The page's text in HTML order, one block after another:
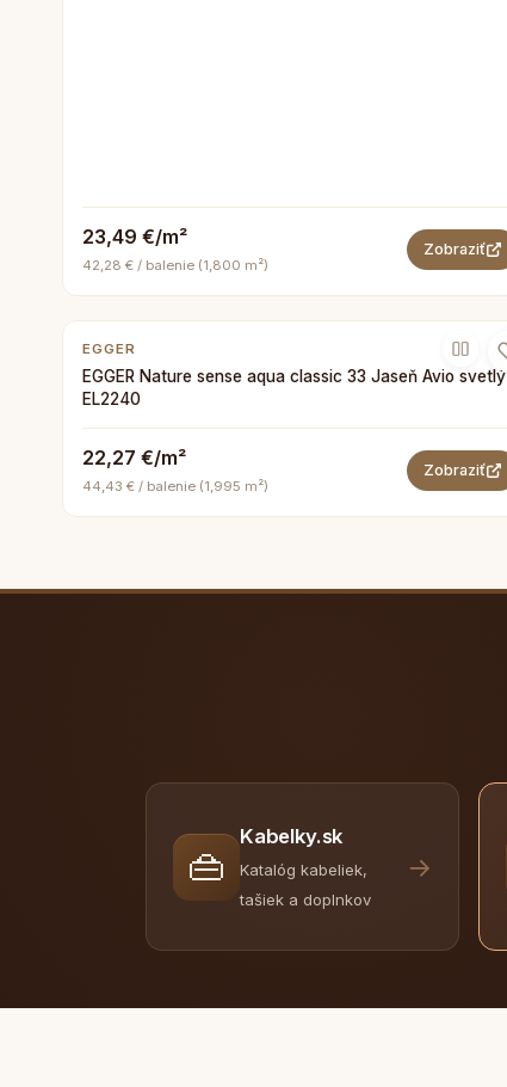
23,49 €/m²
42,28 € / balenie (1,800 m²)
Zobraziť
EGGER
EGGER Nature sense aqua classic 33 Jaseň Avio svetlý
EL2240
22,27 €/m²
44,43 € / balenie (1,995 m²)
Zobraziť
👜
Kabelky.sk
Katalóg kabeliek,
tašiek a doplnkov
→